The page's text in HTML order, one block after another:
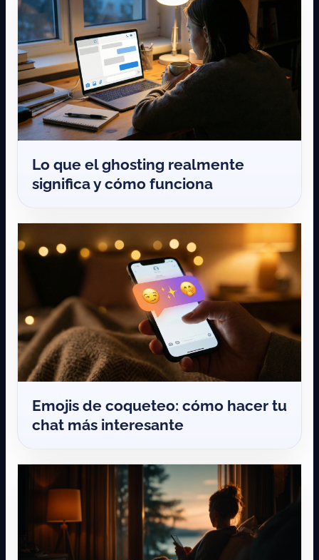
Lo que el ghosting realmente
significa y cómo funciona
Emojis de coqueteo: cómo hacer tu
chat más interesante